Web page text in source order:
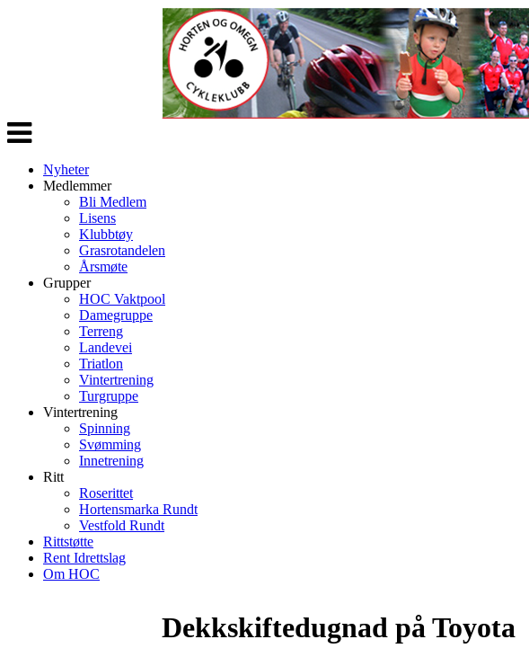
Veksle
navigasjon
Nyheter
Medlemmer
Bli Medlem
Lisens
Klubbtøy
Grasrotandelen
Årsmøte
Grupper
HOC Vaktpool
Damegruppe
Terreng
Landevei
Triatlon
Vintertrening
Turgruppe
Vintertrening
Spinning
Svømming
Innetrening
Ritt
Roserittet
Hortensmarka Rundt
Vestfold Rundt
Rittstøtte
Rent Idrettslag
Om HOC
Dekkskiftedugnad på Toyota